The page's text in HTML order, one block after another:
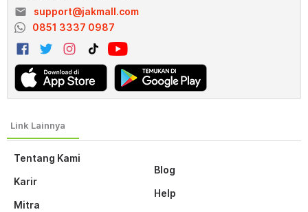
Tentang Kami
Karir
Mitra
Blog
Help
email
support@jakmall.com
0851 3337 0987